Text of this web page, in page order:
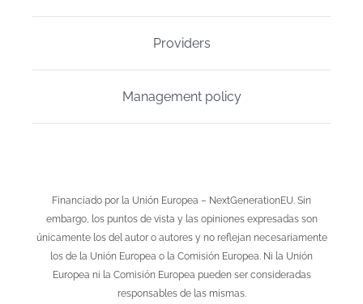
Providers
Management policy
Financiado por la Unión Europea – NextGenerationEU. Sin
embargo, los puntos de vista y las opiniones expresadas son
únicamente los del autor o autores y no reflejan necesariamente
los de la Unión Europea o la Comisión Europea. Ni la Unión
Europea ni la Comisión Europea pueden ser consideradas
responsables de las mismas.